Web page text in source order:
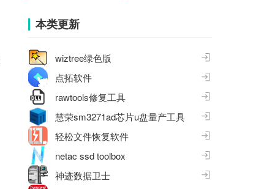
本类更新
wiztree绿色版
点拓软件
rawtools修复工具
慧荣sm3271ad芯片u盘量产工具
轻松文件恢复软件
netac ssd toolbox
神迹数据卫士